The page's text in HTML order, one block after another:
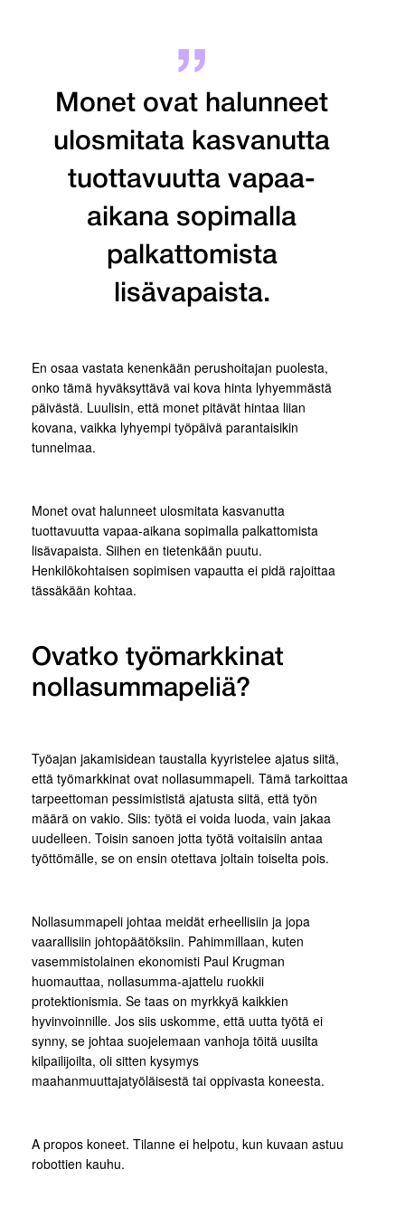
Monet ovat halunneet
ulosmitata kasvanutta
tuottavuutta vapaa-
aikana sopimalla
palkattomista
lisävapaista.
En osaa vastata kenenkään perushoitajan puolesta,
onko tämä hyväksyttävä vai kova hinta lyhyemmästä
päivästä. Luulisin, että monet pitävät hintaa liian
kovana, vaikka lyhyempi työpäivä parantaisikin
tunnelmaa.
Monet ovat halunneet ulosmitata kasvanutta
tuottavuutta vapaa-aikana sopimalla palkattomista
lisävapaista. Siihen en tietenkään puutu.
Henkilökohtaisen sopimisen vapautta ei pidä rajoittaa
tässäkään kohtaa.
Ovatko työmarkkinat
nollasummapeliä?
Työajan jakamisidean taustalla kyyristelee ajatus siitä,
että työmarkkinat ovat nollasummapeli. Tämä tarkoittaa
tarpeettoman pessimististä ajatusta siitä, että työn
määrä on vakio. Siis: työtä ei voida luoda, vain jakaa
uudelleen. Toisin sanoen jotta työtä voitaisiin antaa
työttömälle, se on ensin otettava joltain toiselta pois.
Nollasummapeli johtaa meidät erheellisiin ja jopa
vaarallisiin johtopäätöksiin. Pahimmillaan, kuten
vasemmistolainen ekonomisti Paul Krugman
huomauttaa, nollasumma-ajattelu ruokkii
protektionismia. Se taas on myrkkyä kaikkien
hyvinvoinnille. Jos siis uskomme, että uutta työtä ei
synny, se johtaa suojelemaan vanhoja töitä uusilta
kilpailijoilta, oli sitten kysymys
maahanmuuttajatyöläisestä tai oppivasta koneesta.
A propos koneet. Tilanne ei helpotu, kun kuvaan astuu
robottien kauhu.